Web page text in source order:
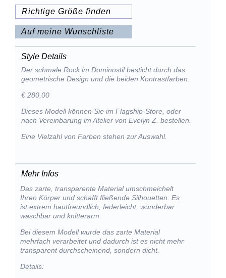
Richtige Größe finden
Auf meine Wunschliste
Style Details
Der schmale Rock im Dominostil besticht durch das
geometrische Design und die beiden Kontrastfarben.
€ 280,00
Dieses Modell können Sie im Flagship-Store, oder
nach Vereinbarung im Atelier von Evelyn Z. bestellen.
Eine Vielzahl von Farben stehen zur Auswahl.
Mehr Infos
Das zarte, transparente Material umschmeichelt
Ihren Körper und schafft fließende Silhouetten. Es
ist extrem hautfreundlich, federleicht, wunderbar
waschbar und knitterarm.
Bei diesem Modell wurde das zarte Material
mehrfach verarbeitet und dadurch ist es nicht mehr
transparent durchscheinend, sondern dicht.
Details: